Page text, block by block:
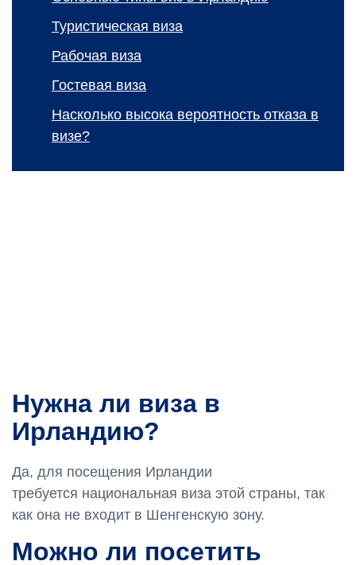
Туристическая виза
Рабочая виза
Гостевая виза
Насколько высока вероятность отказа в
визе?
Нужна ли виза в
Ирландию?
Да, для посещения Ирландии
требуется национальная виза этой страны, так
как она не входит в Шенгенскую зону.
Можно ли посетить